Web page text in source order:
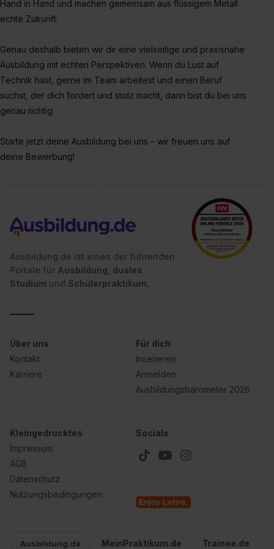
Auswahl über die Checkboxen und klick auf „Auswahl
der Kategorien „Präferenzen“, „Statistiken“ und „Social
Media und Marketing“ umfasst hierbei die Einwilligung
zur Übermittlung deiner Daten in die USA (Art. 49 Abs. 1
S. 1 lit. a) DS-GVO). Die USA verfügen über kein
angemessenes Datenschutzniveau (EuGH – Schrems
Datenschutzerklärung unter dem Punkt „Datenschutz-
Einstellungen“ widerrufen. Weitere Informationen zu den
Hand in Hand und machen gemeinsam aus flüssigem Metall
echte Zukunft.
Genau deshalb bieten wir dir eine vielseitige und praxisnahe
Ausbildung mit echten Perspektiven. Wenn du Lust auf
Technik hast, gerne im Team arbeitest und einen Beruf
suchst, der dich fordert und stolz macht, dann bist du bei uns
genau richtig.
Starte jetzt deine Ausbildung bei uns – wir freuen uns auf
deine Bewerbung!
Ausbildung.de ist eines der führenden
Portale für Ausbildung, duales
Studium und Schülerpraktikum.
Über uns
Kontakt
Karriere
Für dich
Inserieren
Anmelden
Ausbildungsbarometer 2026
Kleingedrucktes
Impressum
AGB
Datenschutz
Nutzungsbedingungen
Socials
Ausbildung.de MeinPraktikum.de Trainee.de